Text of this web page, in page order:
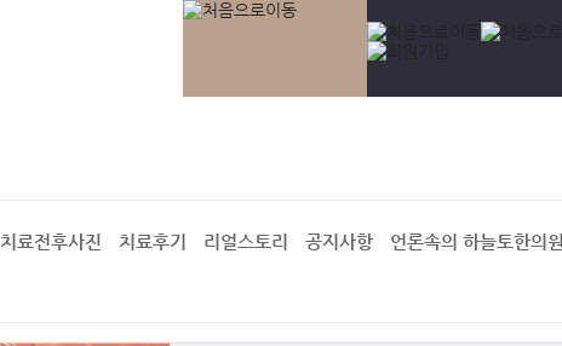
치료전후사진 치료후기 리얼스토리 공지사항 언론속의 하늘토한의원